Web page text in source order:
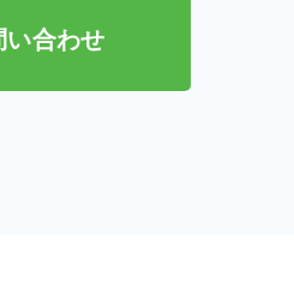
い合わせ